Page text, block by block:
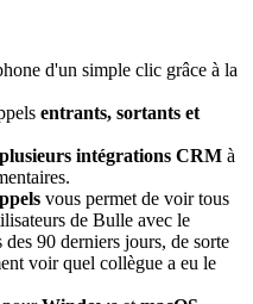
d'un simple clic grâce à la
entrants, sortants et
plusieurs intégrations CRM à
vous permet de voir tous
de Bulle avec le
90 derniers jours, de sorte
voir quel collègue a eu le